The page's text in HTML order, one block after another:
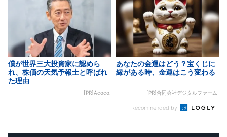
僕が世界三大投資家に認めら
れ、株価の天気予報士と呼ばれ
た理由
[PR]Acoco.
あなたの金運はどう？宝くじに
縁がある時、金運はこう変わる
[PR]合同会社デジタルファーム
Recommended by